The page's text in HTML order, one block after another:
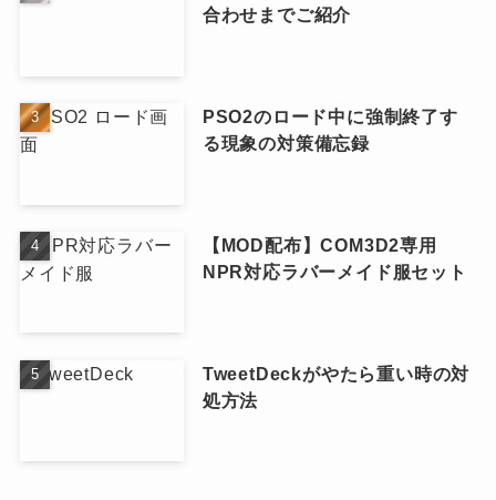
合わせまでご紹介
PSO2のロード中に強制終了す
る現象の対策備忘録
【MOD配布】COM3D2専用
NPR対応ラバーメイド服セット
TweetDeckがやたら重い時の対
処方法